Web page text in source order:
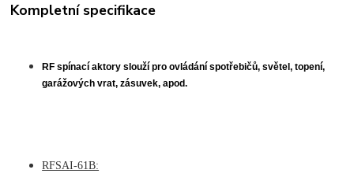
Kompletní specifikace
RF spínací aktory slouží pro ovládání spotřebičů, světel, topení,
garážových vrat, zásuvek, apod.
RFSAI-61B: